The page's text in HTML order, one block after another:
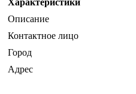
Описание
Контактное лицо
Город
Адрес